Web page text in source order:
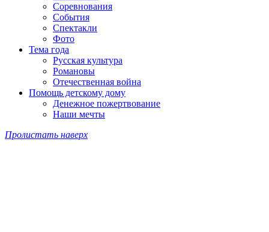
Соревнования
События
Спектакли
Фото
Тема года
Русская культура
Романовы
Отечественная война
Помощь детскому дому
Денежное пожертвование
Наши мечты
Пролистать наверх